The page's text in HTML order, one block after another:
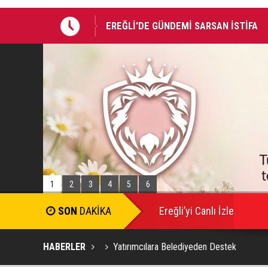
EREĞLİ'DE GÜNDEMİ SARSAN İSTİFA
Takla atan otomobildeki Bedirhan öldü,
1 2 3 4 5 6
Ereğli’yi Canlı İzle
HABERLER Yatırımcılara Belediyeden Destek